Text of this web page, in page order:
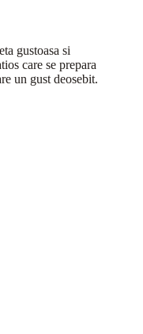
gustoasa si
care se prepara
un gust deosebit.